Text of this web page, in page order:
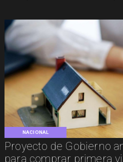
NACIONAL
Proyecto de Gobierno
para comprar primera